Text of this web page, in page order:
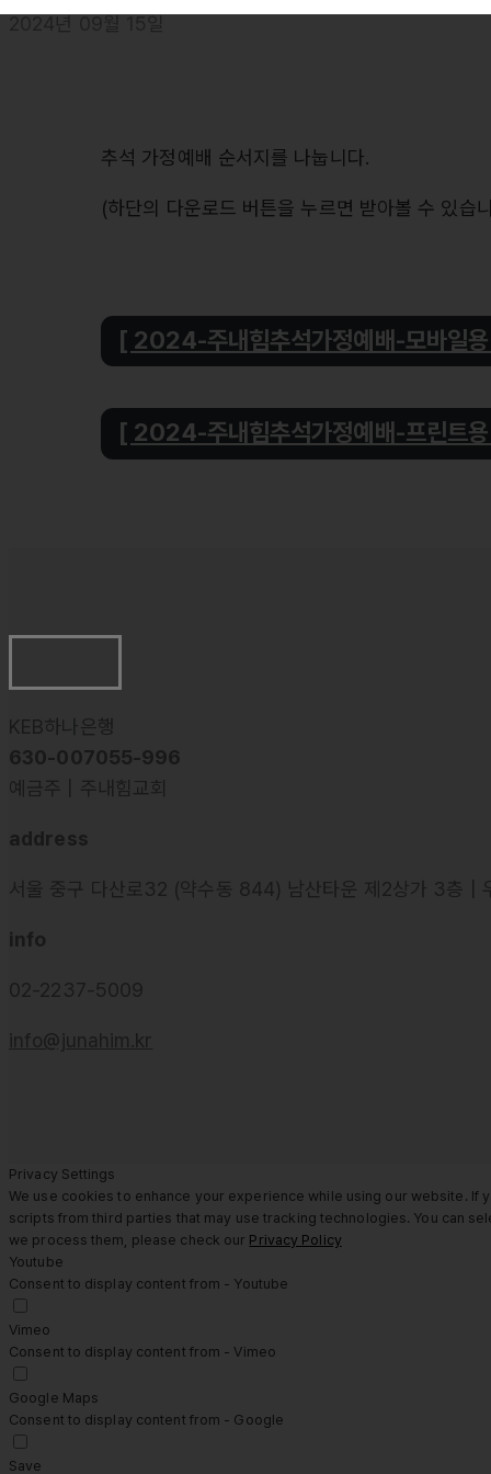
추석 가정예배 순서지를 나눕니다.
(하단의 다운로드 버튼을 누르면 받아볼 수 있습
[ 2024-주내힘추석가정예배-모바일
[ 2024-주내힘추석가정예배-프린트
KEB하나은행
630-007055-996
예금주 | 주내힘교회
address
서울 중구 다산로32 (약수동 844) 남산타운 제2상가 3층 |
info
02-2237-5009
info@junahim.kr
Privacy Settings
We use cookies to enhance your experience while using our website.
scripts from third parties that may use tracking technologies. You can
we process them, please check our Privacy Policy
Youtube
Consent to display content from - Youtube
Vimeo
Consent to display content from - Vimeo
Google Maps
Consent to display content from - Google
Save